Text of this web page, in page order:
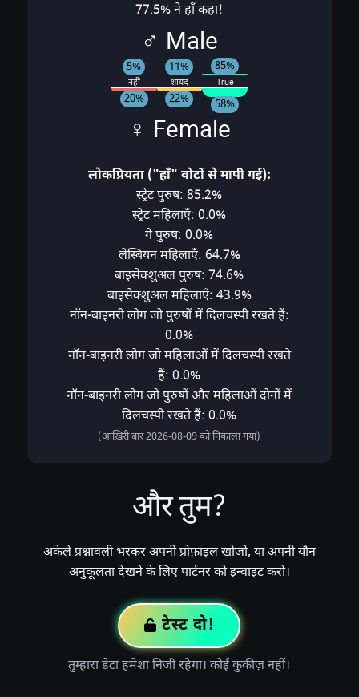
77.5% ने हाँ कहा!
♂ Male
नहीं
5%
शायद
11%
True
85%
20% 22% 58%
♀ Female
लोकप्रियता ("हाँ" वोटों से मापी गई):
स्ट्रेट पुरुष: 85.2%
स्ट्रेट महिलाएँ: 0.0%
गे पुरुष: 0.0%
लेस्बियन महिलाएँ: 64.7%
बाइसेक्शुअल पुरुष: 74.6%
बाइसेक्शुअल महिलाएँ: 43.9%
नॉन-बाइनरी लोग जो पुरुषों में दिलचस्पी रखते हैं:
0.0%
नॉन-बाइनरी लोग जो महिलाओं में दिलचस्पी रखते
हैं: 0.0%
नॉन-बाइनरी लोग जो पुरुषों और महिलाओं दोनों में
दिलचस्पी रखते हैं: 0.0%
(आख़िरी बार 2026-08-09 को निकाला गया)
और तुम?
अकेले प्रश्नावली भरकर अपनी प्रोफ़ाइल खोजो, या अपनी यौन
अनुकूलता देखने के लिए पार्टनर को इन्वाइट करो।
टेस्ट दो!
तुम्हारा डेटा हमेशा निजी रहेगा। कोई कुकीज़ नहीं।